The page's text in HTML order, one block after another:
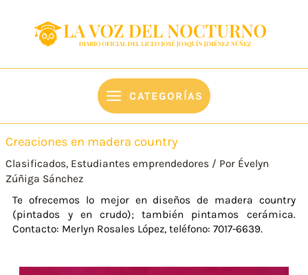
contenido
CATEGORÍAS
Creaciones en madera country
Clasificados, Estudiantes emprendedores / Por Évelyn
Zúñiga Sánchez
Te ofrecemos lo mejor en diseños de madera country
(pintados y en crudo); también pintamos cerámica.
Contacto: Merlyn Rosales López, teléfono: 7017-6639.